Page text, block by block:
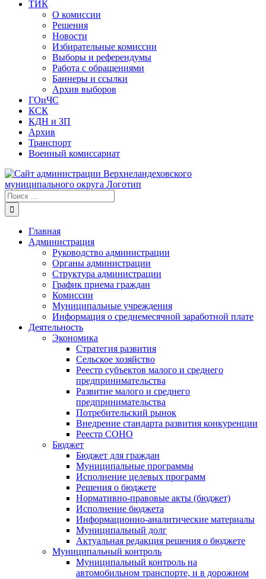
ТИК
О комиссии
Решения
Новости
Избирательные комиссии
Выборы и референдумы
Работа с обращениями
Баннеры и ссылки
Архив выборов
ГОиЧС
КСК
КДН и ЗП
Архив
Транспорт
Военный комиссариат
Результат
поиска:
Главная
Администрация
Руководство администрации
Органы администрации
Структура администрации
График приема граждан
Комиссии
Муниципальные учреждения
Информация о среднемесячной заработной плате
Деятельность
Экономика
Стратегия развития
Сельское хозяйство
Реестр субъектов малого и среднего
предпринимательства
Развитие малого и среднего
предпринимательства
Потребительский рынок
Внедрение стандарта развития конкуренции
Реестр СОНО
Бюджет
Бюджет для граждан
Муниципальные программы
Исполнение целевых программ
Решения о бюджете
Нормативно-правовые акты (бюджет)
Исполнение бюджета
Информационно-аналитические материалы
Муниципальный долг
Актуальная редакция решения о бюджете
Муниципальный контроль
Муниципальный контроль на
автомобильном транспорте, и в дорожном